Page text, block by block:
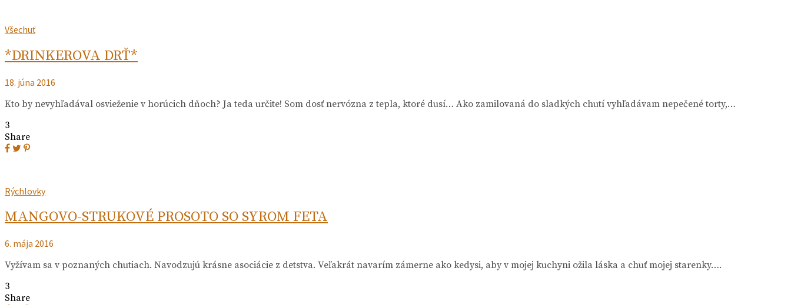
Všechuť
*DRINKEROVA DRŤ*
18. júna 2016
Kto by nevyhľadával osvieženie v horúcich dňoch? Ja teda určite! Som dosť nervózna z tepla, ktoré dusí… Ako zamilovaná do sladkých chutí vyhľadávam nepečené torty,…
3
Share
Rýchlovky
MANGOVO-STRUKOVÉ PROSOTO SO SYROM FETA
6. mája 2016
Vyžívam sa v poznaných chutiach. Navodzujú krásne asociácie z detstva. Veľakrát navarím zámerne ako kedysi, aby v mojej kuchyni ožila láska a chuť mojej starenky….
3
Share